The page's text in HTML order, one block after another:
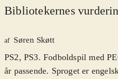
Bibliotekernes
af Søren Skøtt
PS2, PS3. Fodboldspil med
år passende. Sproget er